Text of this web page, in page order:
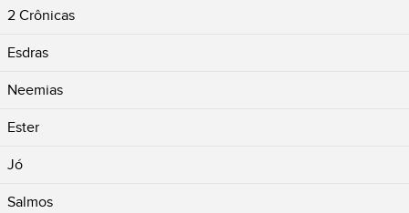
2 Crônicas
Esdras
Neemias
Ester
Jó
Salmos